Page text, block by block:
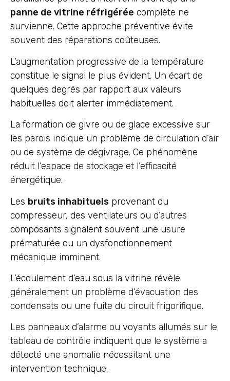
panne de vitrine réfrigérée complète ne
survienne. Cette approche préventive évite
souvent des réparations coûteuses.
L’augmentation progressive de la température
constitue le signal le plus évident. Un écart de
quelques degrés par rapport aux valeurs
habituelles doit alerter immédiatement.
La formation de givre ou de glace excessive sur
les parois indique un problème de circulation d’air
ou de système de dégivrage. Ce phénomène
réduit l’espace de stockage et l’efficacité
énergétique.
Les bruits inhabituels provenant du
compresseur, des ventilateurs ou d’autres
composants signalent souvent une usure
prématurée ou un dysfonctionnement
mécanique imminent.
L’écoulement d’eau sous la vitrine révèle
généralement un problème d’évacuation des
condensats ou une fuite du circuit frigorifique.
Les panneaux d’alarme ou voyants allumés sur le
tableau de contrôle indiquent que le système a
détecté une anomalie nécessitant une
intervention technique.